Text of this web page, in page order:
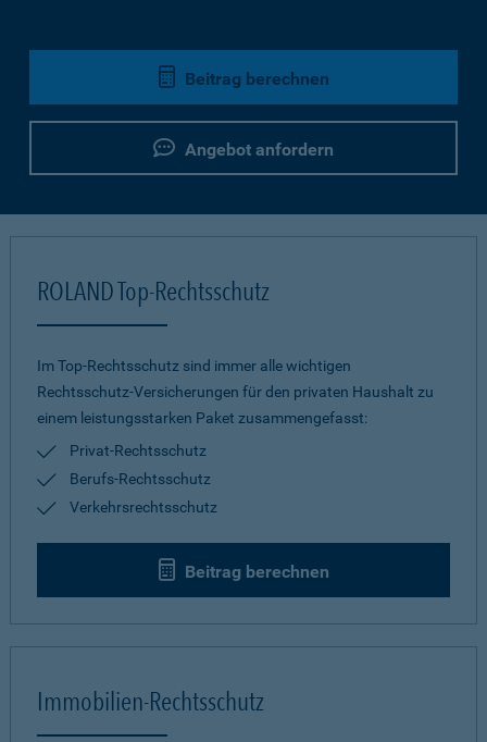
Beitrag berechnen
Angebot anfordern
ROLAND Top-Rechtsschutz
Im Top-Rechtsschutz sind immer alle wichtigen
Rechtsschutz-Versicherungen für den privaten Haushalt zu
einem leistungsstarken Paket zusammengefasst:
Privat-Rechtsschutz
Berufs-Rechtsschutz
Verkehrsrechtsschutz
Beitrag berechnen
Immobilien-Rechtsschutz